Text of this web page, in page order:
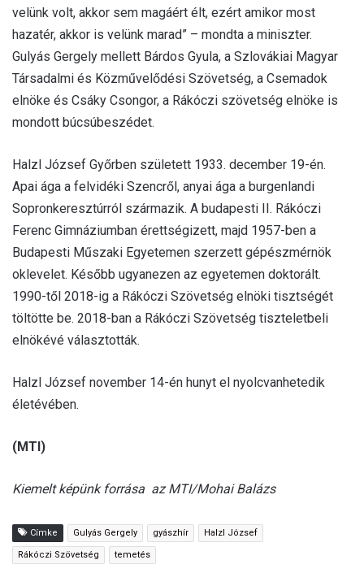
velünk volt, akkor sem magáért élt, ezért amikor most
hazatér, akkor is velünk marad” – mondta a miniszter.
Gulyás Gergely mellett Bárdos Gyula, a Szlovákiai Magyar
Társadalmi és Közművelődési Szövetség, a Csemadok
elnöke és Csáky Csongor, a Rákóczi szövetség elnöke is
mondott búcsúbeszédet.
Halzl József Győrben született 1933. december 19-én.
Apai ága a felvidéki Szencről, anyai ága a burgenlandi
Sopronkeresztúrról származik. A budapesti II. Rákóczi
Ferenc Gimnáziumban érettségizett, majd 1957-ben a
Budapesti Műszaki Egyetemen szerzett gépészmérnök
oklevelet. Később ugyanezen az egyetemen doktorált.
1990-től 2018-ig a Rákóczi Szövetség elnöki tisztségét
töltötte be. 2018-ban a Rákóczi Szövetség tiszteletbeli
elnökévé választották.
Halzl József november 14-én hunyt el nyolcvanhetedik
életévében.
(MTI)
Kiemelt képünk forrása az MTI/Mohai Balázs
Címke Gulyás Gergely gyászhír Halzl József
Rákóczi Szövetség temetés